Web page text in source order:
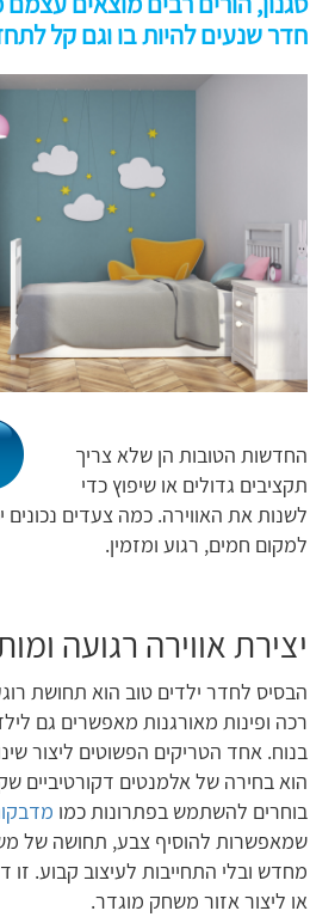
חדר שנעים להיות בו וגם קל
החדשות הטובות הן שלא צריך
תקציבים גדולים או שיפוץ כדי
לשנות את האווירה. כמה צעדים
למקום חמים, רגוע ומזמין.
יצירת אווירה רגועה
הבסיס לחדר ילדים טוב הוא תחושת
רכה ופינות מאורגנות מאפשרים גם
בנוח. אחד הטריקים הפשוטים ליצור
הוא בחירה של אלמנטים דקורטיביים
בוחרים להשתמש בפתרונות כמו
שמאפשרות להוסיף צבע, תחושה של
מחדש ובלי התחייבות לעיצוב קבוע. זו
או ליצור אזור משחק מוגדר.